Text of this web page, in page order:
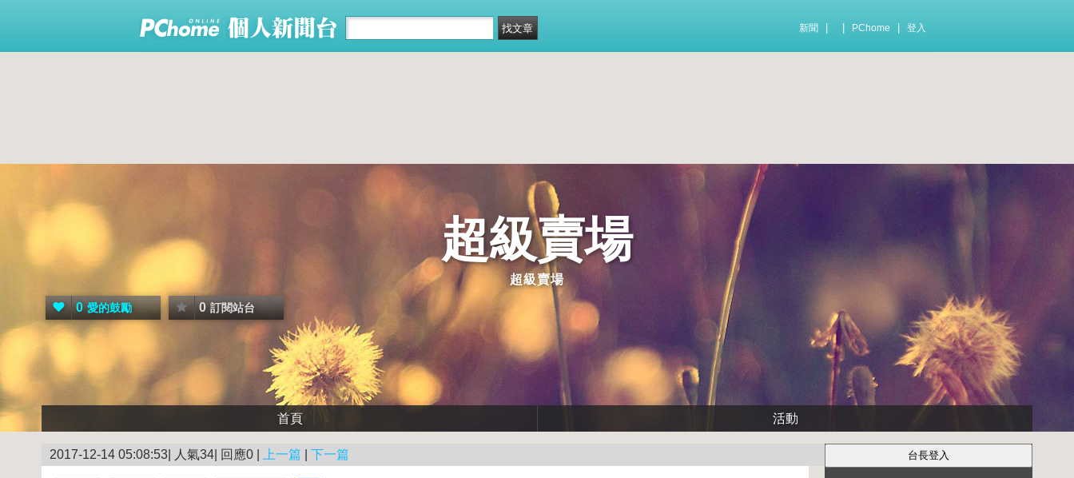
新聞 PChome 登入
超級賣場
超級賣場
0 愛的鼓勵 0 訂閱站台
首頁 活動
2017-12-14 05:08:53| 人氣34| 回應0 | 上一篇 下一篇